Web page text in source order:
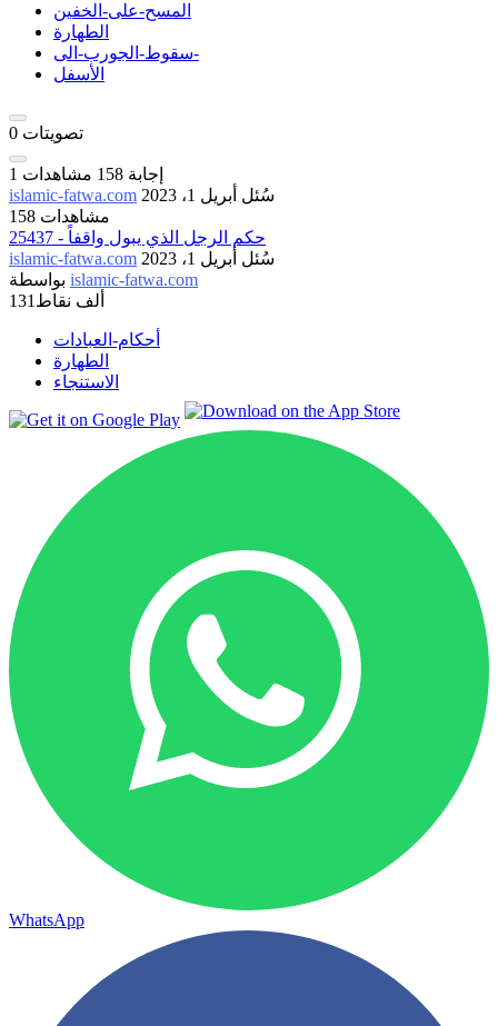
المسح-على-الخفين
الطهارة
سقوط-الجورب-الى-
الأسفل
0 تصويتات
1 إجابة 158 مشاهدات
islamic-fatwa.com
سُئل أبريل 1، 2023
158 مشاهدات
25437 - حكم الرجل الذي يبول واقفاً
islamic-fatwa.com
سُئل أبريل 1، 2023
islamic-fatwa.com
131ألف نقاط
أحكام-العبادات
الطهارة
الاستنجاء
WhatsApp